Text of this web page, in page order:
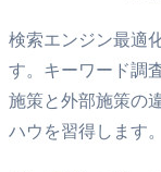
検索エンジン最適
す。キーワード調
施策と外部施策の
ハウを習得します。